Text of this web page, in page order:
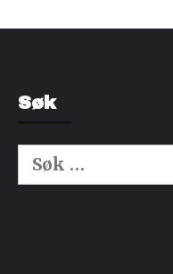
Søk
Søk
etter: